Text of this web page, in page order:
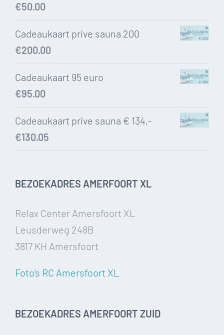
€50.00
Cadeaukaart prive sauna 200
€200.00
Cadeaukaart 95 euro
€95.00
Cadeaukaart prive sauna € 134,-
€130.05
BEZOEKADRES AMERFOORT XL
Relax Center Amersfoort XL
Leusderweg 248B
3817 KH Amersfoort
Foto’s RC Amersfoort XL
BEZOEKADRES AMERFOORT ZUID